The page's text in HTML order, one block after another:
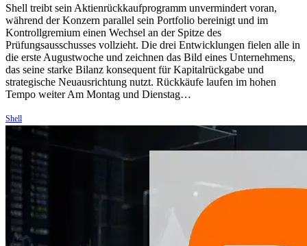
Shell treibt sein Aktienrückkaufprogramm unvermindert voran,
während der Konzern parallel sein Portfolio bereinigt und im
Kontrollgremium einen Wechsel an der Spitze des
Prüfungsausschusses vollzieht. Die drei Entwicklungen fielen alle in
die erste Augustwoche und zeichnen das Bild eines Unternehmens,
das seine starke Bilanz konsequent für Kapitalrückgabe und
strategische Neuausrichtung nutzt. Rückkäufe laufen im hohen
Tempo weiter Am Montag und Dienstag…
Shell